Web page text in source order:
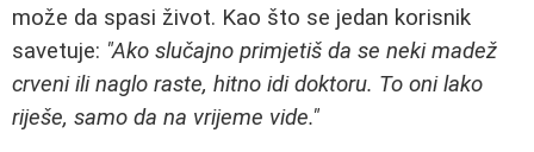
može da spasi život. Kao što se jedan korisnik
savetuje: "Ako slučajno primjetiš da se neki madež
crveni ili naglo raste, hitno idi doktoru. To oni lako
riješe, samo da na vrijeme vide."